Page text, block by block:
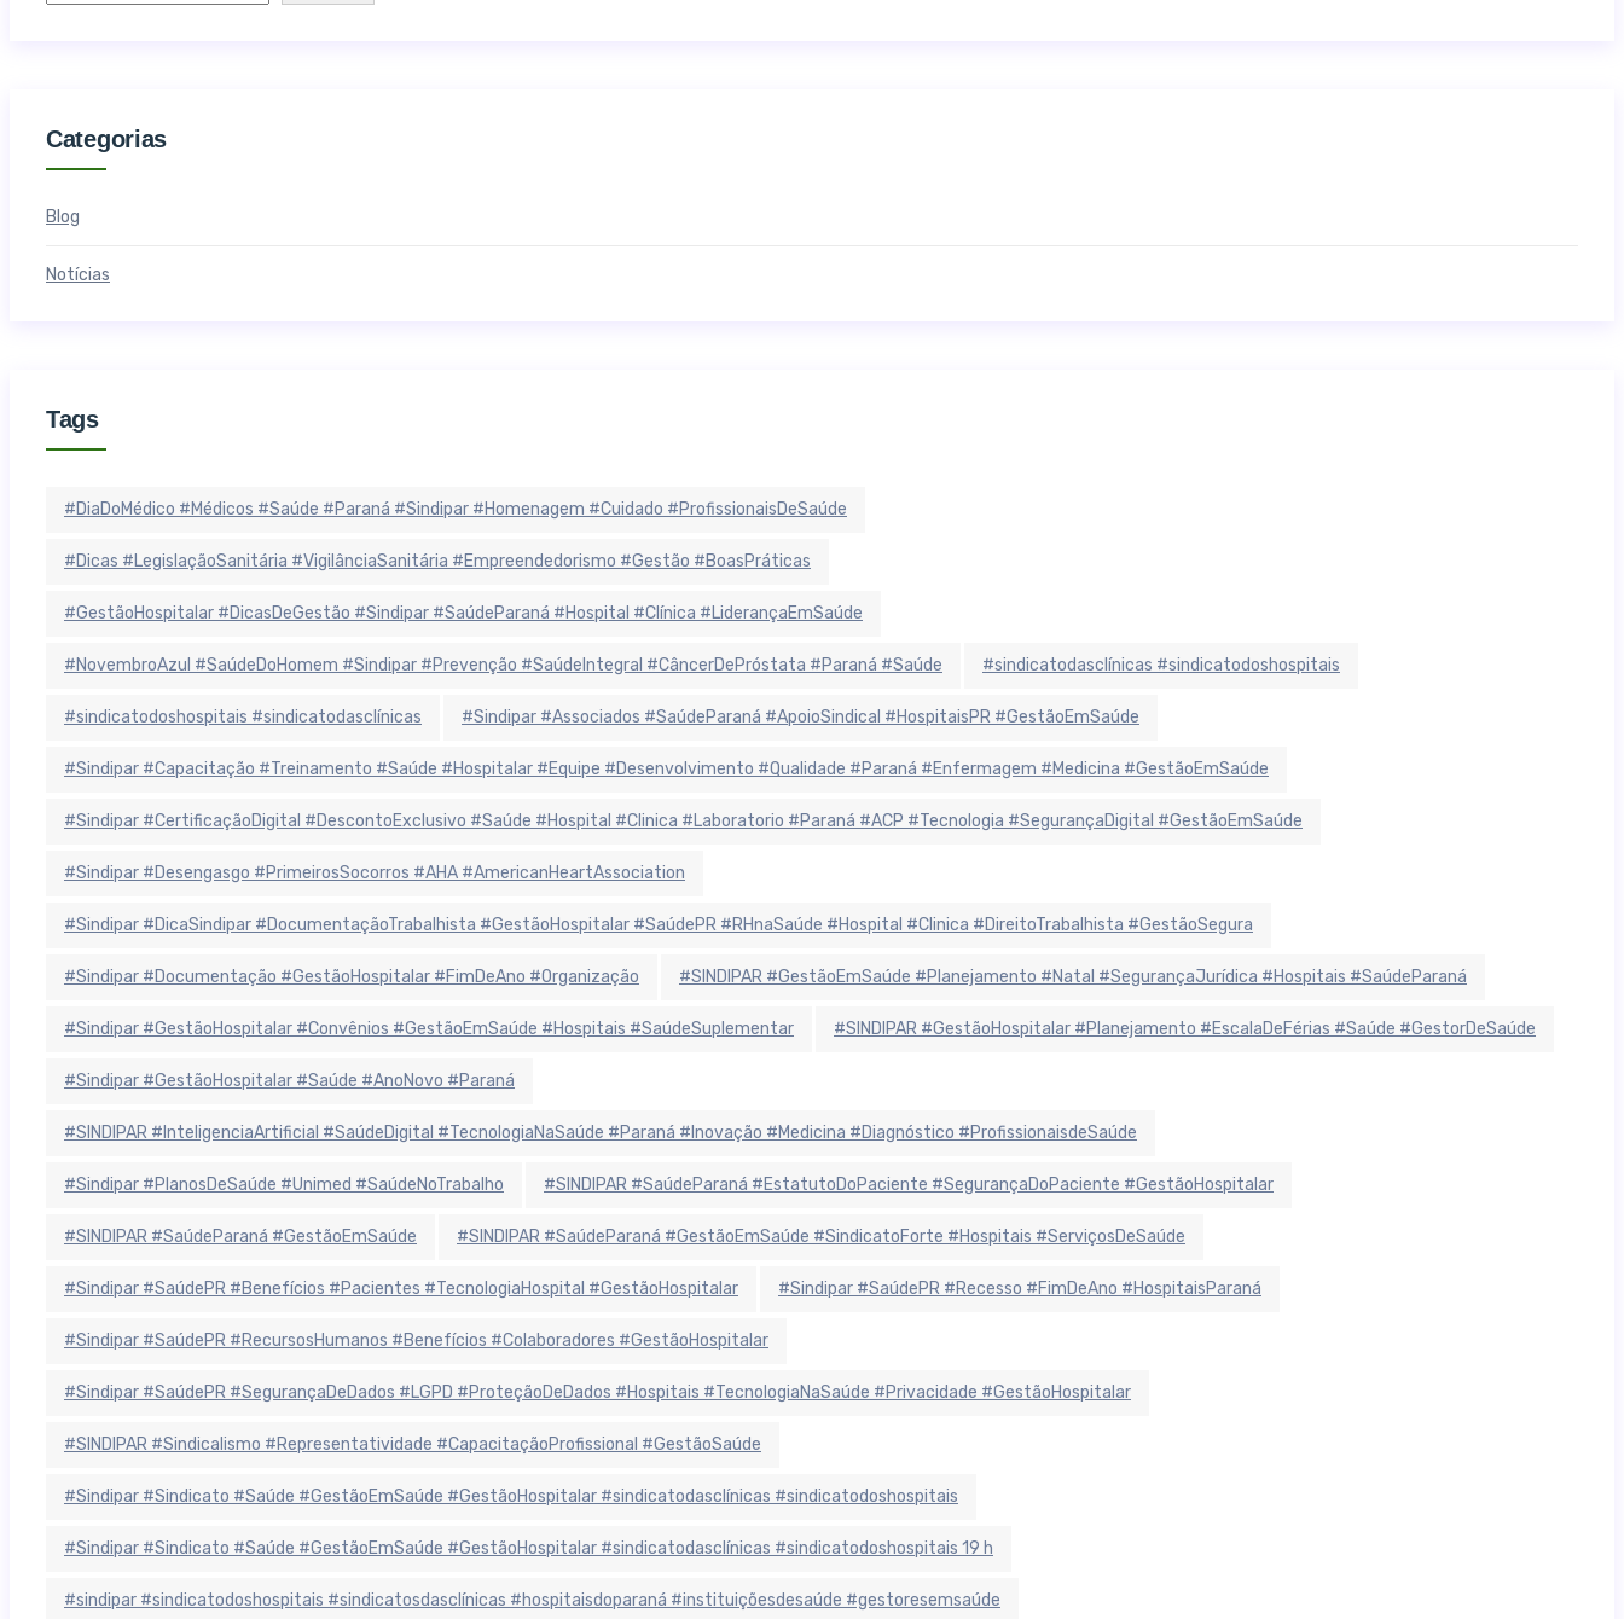
Categorias
Blog
Notícias
Tags
#DiaDoMédico #Médicos #Saúde #Paraná #Sindipar #Homenagem #Cuidado #ProfissionaisDeSaúde
#Dicas #LegislaçãoSanitária #VigilânciaSanitária #Empreendedorismo #Gestão #BoasPráticas
#GestãoHospitalar #DicasDeGestão #Sindipar #SaúdeParaná #Hospital #Clínica #LiderançaEmSaúde
#NovembroAzul #SaúdeDoHomem #Sindipar #Prevenção #SaúdeIntegral #CâncerDePróstata #Paraná #Saúde #sindicatodasclínicas #sindicatodoshospitais
#sindicatodoshospitais #sindicatodasclínicas #Sindipar #Associados #SaúdeParaná #ApoioSindical #HospitaisPR #GestãoEmSaúde
#Sindipar #Capacitação #Treinamento #Saúde #Hospitalar #Equipe #Desenvolvimento #Qualidade #Paraná #Enfermagem #Medicina #GestãoEmSaúde
#Sindipar #CertificaçãoDigital #DescontoExclusivo #Saúde #Hospital #Clinica #Laboratorio #Paraná #ACP #Tecnologia #SegurançaDigital #GestãoEmSaúde
#Sindipar #Desengasgo #PrimeirosSocorros #AHA #AmericanHeartAssociation
#Sindipar #DicaSindipar #DocumentaçãoTrabalhista #GestãoHospitalar #SaúdePR #RHnaSaúde #Hospital #Clinica #DireitoTrabalhista #GestãoSegura
#Sindipar #Documentação #GestãoHospitalar #FimDeAno #Organização #SINDIPAR #GestãoEmSaúde #Planejamento #Natal #SegurançaJurídica #Hospitais #SaúdeParaná
#Sindipar #GestãoHospitalar #Convênios #GestãoEmSaúde #Hospitais #SaúdeSuplementar #SINDIPAR #GestãoHospitalar #Planejamento #EscalaDeFérias #Saúde #GestorDeSaúde
#Sindipar #GestãoHospitalar #Saúde #AnoNovo #Paraná
#SINDIPAR #InteligenciaArtificial #SaúdeDigital #TecnologiaNaSaúde #Paraná #Inovação #Medicina #Diagnóstico #ProfissionaisdeSaúde
#Sindipar #PlanosDeSaúde #Unimed #SaúdeNoTrabalho #SINDIPAR #SaúdeParaná #EstatutoDoPaciente #SegurançaDoPaciente #GestãoHospitalar
#SINDIPAR #SaúdeParaná #GestãoEmSaúde #SINDIPAR #SaúdeParaná #GestãoEmSaúde #SindicatoForte #Hospitais #ServiçosDeSaúde
#Sindipar #SaúdePR #Benefícios #Pacientes #TecnologiaHospital #GestãoHospitalar #Sindipar #SaúdePR #Recesso #FimDeAno #HospitaisParaná
#Sindipar #SaúdePR #RecursosHumanos #Benefícios #Colaboradores #GestãoHospitalar
#Sindipar #SaúdePR #SegurançaDeDados #LGPD #ProteçãoDeDados #Hospitais #TecnologiaNaSaúde #Privacidade #GestãoHospitalar
#SINDIPAR #Sindicalismo #Representatividade #CapacitaçãoProfissional #GestãoSaúde
#Sindipar #Sindicato #Saúde #GestãoEmSaúde #GestãoHospitalar #sindicatodasclínicas #sindicatodoshospitais
#Sindipar #Sindicato #Saúde #GestãoEmSaúde #GestãoHospitalar #sindicatodasclínicas #sindicatodoshospitais 19 h
#sindipar #sindicatodoshospitais #sindicatosdasclínicas #hospitaisdoparaná #instituiçõesdesaúde #gestoresemsaúde